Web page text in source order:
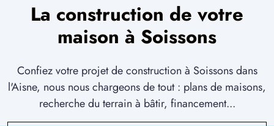
La construction de votre
maison à Soissons
Confiez votre projet de construction à Soissons dans
l'Aisne, nous nous chargeons de tout : plans de maisons,
recherche du terrain à bâtir, financement...